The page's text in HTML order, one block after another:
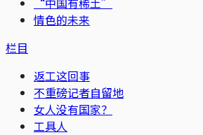
情色的未来
栏目
返工这回事
不重磅记者自留地
女人没有国家？
工具人